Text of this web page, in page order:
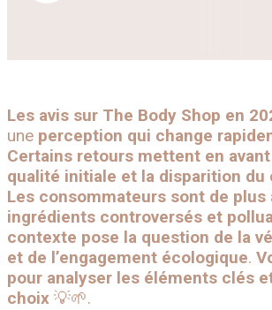
Les avis sur The Body Shop en
une perception qui change
Certains retours mettent en avant
qualité initiale et la disparition du
Les consommateurs sont de plus
ingrédients controversés et
contexte pose la question de la
et de l’engagement écologique.
pour analyser les éléments clés
choix 💡🌱.